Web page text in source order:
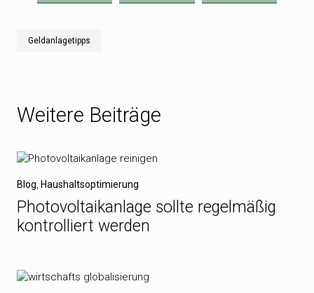
Geldanlagetipps
Weitere Beiträge
Blog Haushaltsoptimierung
Photovoltaikanlage sollte regelmäßig
kontrolliert werden